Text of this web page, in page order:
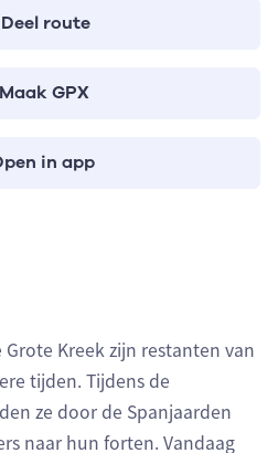
Deel route
Maak GPX
in app
Kreek zijn restanten van
tijden. Tijdens de
ze door de Spanjaarden
naar hun forten. Vandaag